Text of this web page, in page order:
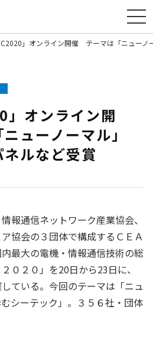
」オンライン開催 テーマは「ニュー
」オンライン開
ューノーマル」
ルなど受賞
報通信ネットワーク産業協会、
協会の３団体で構成するＣＥＡ
最大の電機・情報通信技術の総
０２０」を20日から23日に、
ている。今回のテーマは「ニュ
シーテック」。３５６社・団体